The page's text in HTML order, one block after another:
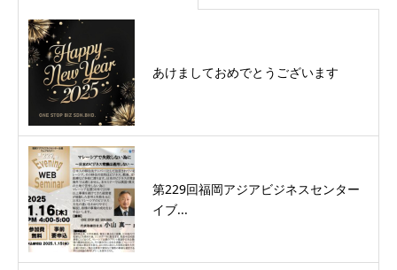
あけましておめでとうございます
第229回福岡アジアビジネスセンター
イブ...